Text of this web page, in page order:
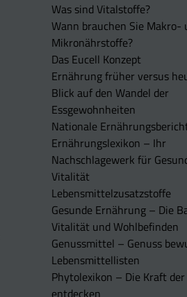
Was sind Vitalstoffe?
Wann brauchen Sie Makro-
Mikronährstoffe?
Das Eucell Konzept
Ernährung früher versus
Blick auf den Wandel der
Essgewohnheiten
Nationale
Ernährungslexikon – Ihr
Nachschlagewerk für
Vitalität
Lebensmittelzusatzstoffe
Gesunde Ernährung – Die
Vitalität und Wohlbefinden
Genussmittel – Genuss
Lebensmittellisten
Phytolexikon – Die Kraft
entdecken